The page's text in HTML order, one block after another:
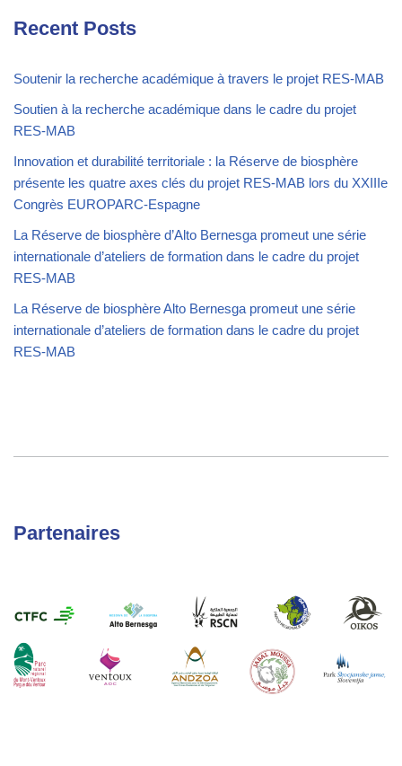
Recent Posts
Soutenir la recherche académique à travers le projet RES-MAB
Soutien à la recherche académique dans le cadre du projet
RES-MAB
Innovation et durabilité territoriale : la Réserve de biosphère
présente les quatre axes clés du projet RES-MAB lors du XXIIIe
Congrès EUROPARC-Espagne
La Réserve de biosphère d’Alto Bernesga promeut une série
internationale d’ateliers de formation dans le cadre du projet
RES-MAB
La Réserve de biosphère Alto Bernesga promeut une série
internationale d’ateliers de formation dans le cadre du projet
RES-MAB
Partenaires